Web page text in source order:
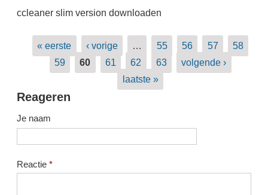
ccleaner slim version downloaden
Pagina's
« eerste ‹ vorige … 55 56 57
58
59
60 61 62 63
volgende ›
laatste »
Reageren
Je naam
Reactie *